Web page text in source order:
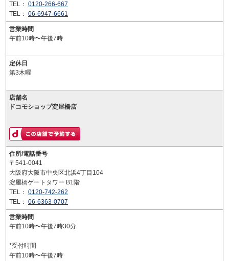
TEL： 0120-266-667
TEL： 06-6947-6661
営業時間
午前10時〜午後7時
定休日
第3木曜
店舗名
ドコモショップ淀屋橋店
住所/電話番号
〒541-0041
大阪府大阪市中央区北浜4丁目104
淀屋橋ゲートタワー B1階
TEL： 0120-742-262
TEL： 06-6363-0707
営業時間
午前10時〜午後7時30分
*受付時間
午前10時〜午後7時